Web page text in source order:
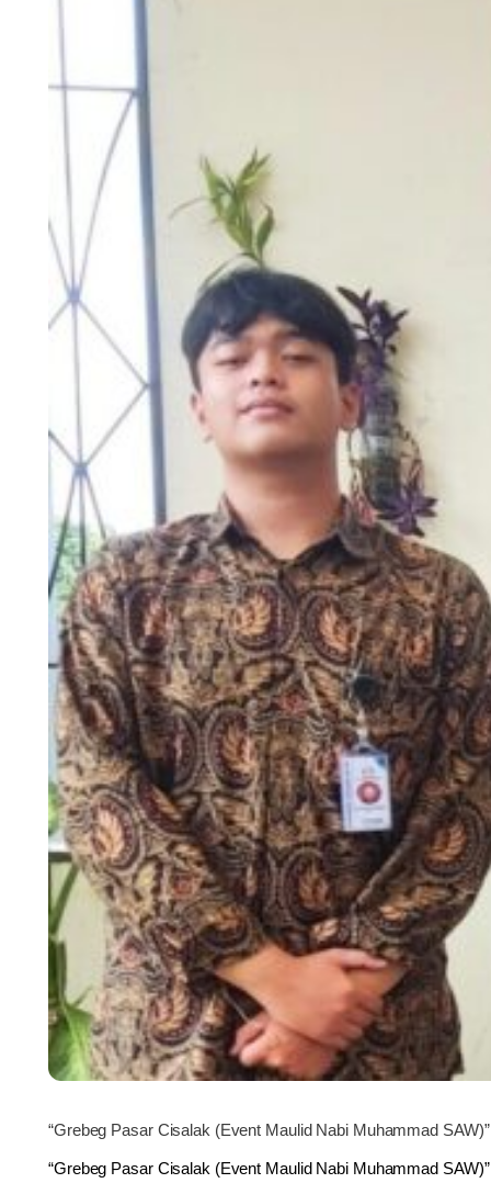
“Grebeg Pasar Cisalak (Event Maulid Nabi Muhammad SAW)”
“Grebeg Pasar Cisalak (Event Maulid Nabi Muhammad